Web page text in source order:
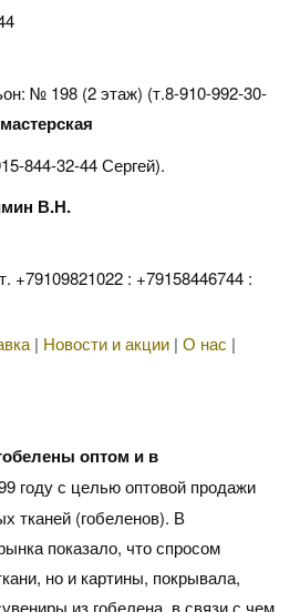
№ 198 (2 этаж) (т.8-910-992-30-
844-32-44 Сергей).
В.Н.
+79109821022 : +79158446744 :
| Новости и акции | О нас |
оптом и в
году с целью оптовой продажи
тканей (гобеленов). В
показало, что спросом
но и картины, покрывала,
из гобелена, в связи с чем